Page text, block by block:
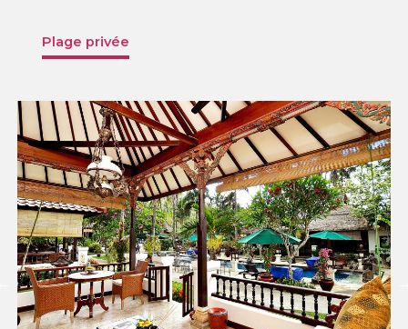
Plage privée